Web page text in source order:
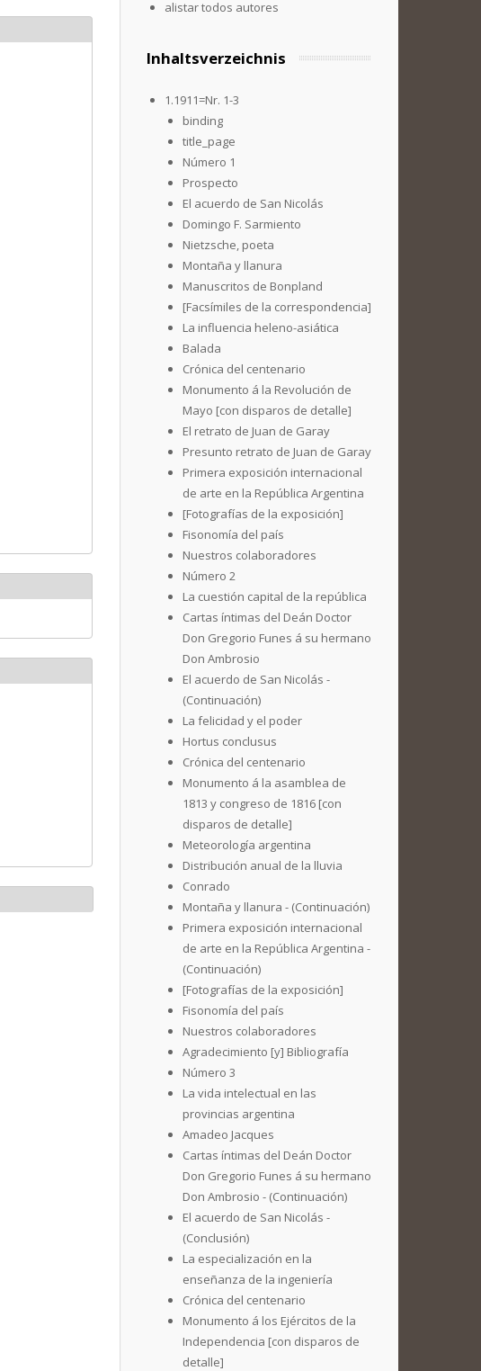
alistar todos autores
Inhaltsverzeichnis
1.1911=Nr. 1-3
binding
title_page
Número 1
Prospecto
El acuerdo de San Nicolás
Domingo F. Sarmiento
Nietzsche, poeta
Montaña y llanura
Manuscritos de Bonpland
[Facsímiles de la correspondencia]
La influencia heleno-asiática
Balada
Crónica del centenario
Monumento á la Revolución de
Mayo [con disparos de detalle]
El retrato de Juan de Garay
Presunto retrato de Juan de Garay
Primera exposición internacional
de arte en la República Argentina
[Fotografías de la exposición]
Fisonomía del país
Nuestros colaboradores
Número 2
La cuestión capital de la república
Cartas íntimas del Deán Doctor
Don Gregorio Funes á su hermano
Don Ambrosio
El acuerdo de San Nicolás -
(Continuación)
La felicidad y el poder
Hortus conclusus
Crónica del centenario
Monumento á la asamblea de
1813 y congreso de 1816 [con
disparos de detalle]
Meteorología argentina
Distribución anual de la lluvia
Conrado
Montaña y llanura - (Continuación)
Primera exposición internacional
de arte en la República Argentina -
(Continuación)
[Fotografías de la exposición]
Fisonomía del país
Nuestros colaboradores
Agradecimiento [y] Bibliografía
Número 3
La vida intelectual en las
provincias argentina
Amadeo Jacques
Cartas íntimas del Deán Doctor
Don Gregorio Funes á su hermano
Don Ambrosio - (Continuación)
El acuerdo de San Nicolás -
(Conclusión)
La especialización en la
enseñanza de la ingeniería
Crónica del centenario
Monumento á los Ejércitos de la
Independencia [con disparos de
detalle]